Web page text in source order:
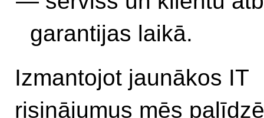
garantijas laikā.
Izmantojot jaunākos IT
risinājumus mēs